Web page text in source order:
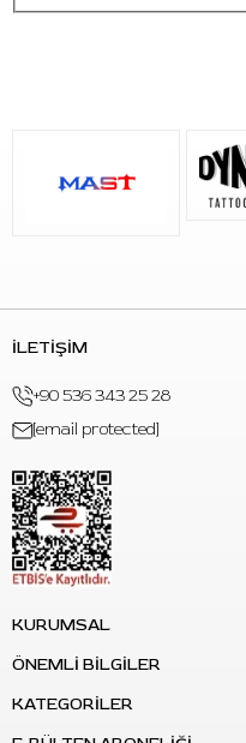
İLETİŞİM
+90 536 343 25 28
[email protected]
KURUMSAL
ÖNEMLİ BİLGİLER
KATEGORİLER